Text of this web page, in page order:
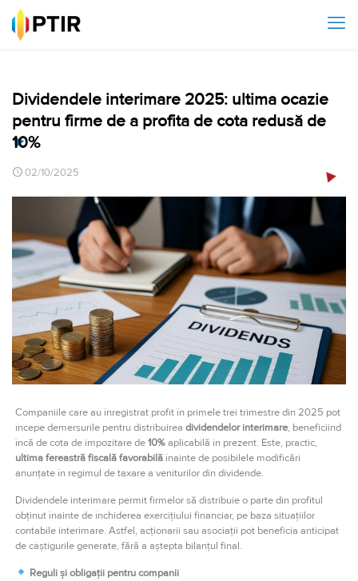
Dividendele interimare 2025: ultima ocazie
pentru firme de a profita de cota redusă de
10%
02/10/2025
Companiile care au înregistrat profit în primele trei trimestre din 2025 pot
începe demersurile pentru distribuireadividendelor interimare, beneficiind
încă de cota de impozitare de10%aplicabilă în prezent. Este, practic,
ultima fereastră fiscală favorabilăînainte de posibilele modificări
anunțate în regimul de taxare a veniturilor din dividende.
Dividendele interimare permit firmelor să distribuie o parte din profitul
obținut înainte de închiderea exercițiului financiar, pe baza situațiilor
contabile interimare. Astfel, acționarii sau asociații pot beneficia anticipat
de câștigurile generate, fără a aștepta bilanțul final.
Reguli și obligații pentru companii